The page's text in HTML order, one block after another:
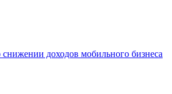
доходов мобильного бизнеса